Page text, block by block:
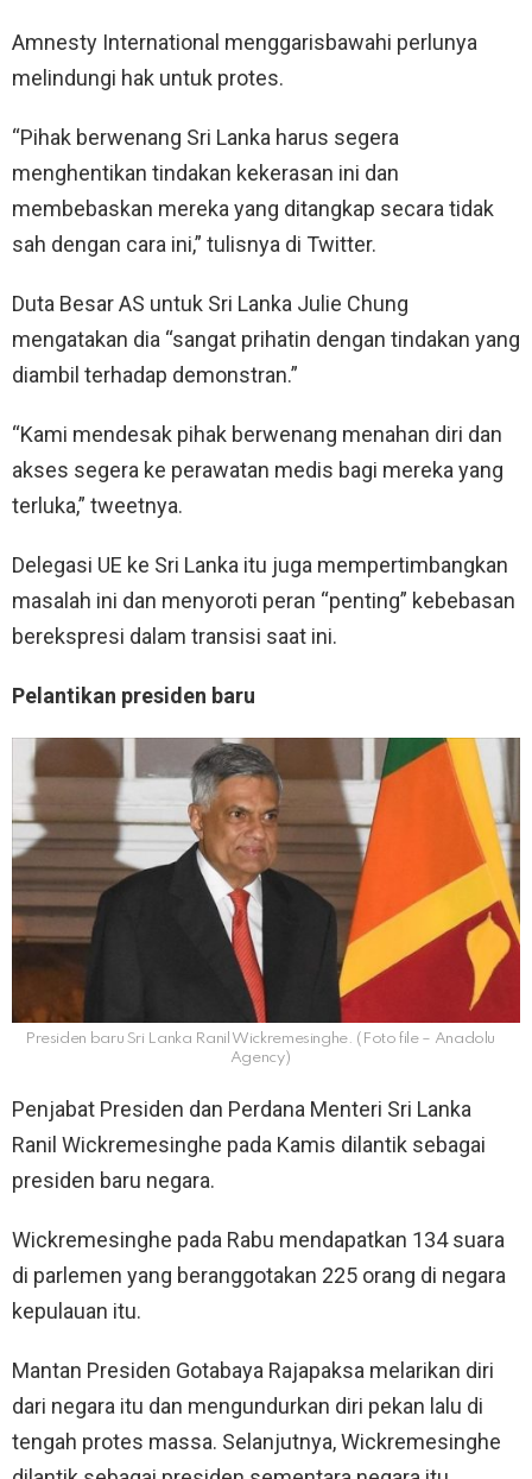
Amnesty International menggarisbawahi perlunya
melindungi hak untuk protes.
“Pihak berwenang Sri Lanka harus segera
menghentikan tindakan kekerasan ini dan
membebaskan mereka yang ditangkap secara tidak
sah dengan cara ini,” tulisnya di Twitter.
Duta Besar AS untuk Sri Lanka Julie Chung
mengatakan dia “sangat prihatin dengan tindakan yang
diambil terhadap demonstran.”
“Kami mendesak pihak berwenang menahan diri dan
akses segera ke perawatan medis bagi mereka yang
terluka,” tweetnya.
Delegasi UE ke Sri Lanka itu juga mempertimbangkan
masalah ini dan menyoroti peran “penting” kebebasan
berekspresi dalam transisi saat ini.
Pelantikan presiden baru
Presiden baru Sri Lanka Ranil Wickremesinghe. (Foto file – Anadolu
Agency)
Penjabat Presiden dan Perdana Menteri Sri Lanka
Ranil Wickremesinghe pada Kamis dilantik sebagai
presiden baru negara.
Wickremesinghe pada Rabu mendapatkan 134 suara
di parlemen yang beranggotakan 225 orang di negara
kepulauan itu.
Mantan Presiden Gotabaya Rajapaksa melarikan diri
dari negara itu dan mengundurkan diri pekan lalu di
tengah protes massa. Selanjutnya, Wickremesinghe